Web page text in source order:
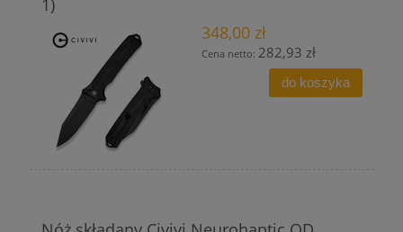
1)
348,00 zł
Cena netto: 282,93 zł
do koszyka